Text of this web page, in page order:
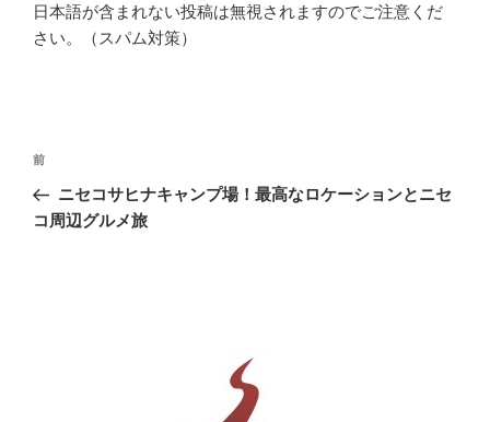
日本語が含まれない投稿は無視されますのでご注意くだ
さい。（スパム対策）
投
ナ
前
の
投
前
ニセコサヒナキャンプ場！最高なロケーションとニセ
コ周辺グルメ旅